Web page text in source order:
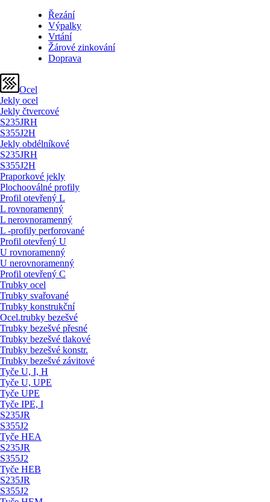
Řezání
Výpalky
Vrtání
Žárové zinkování
Doprava
Ocel
Jekly ocel
Jekly čtvercové
S235JRH
S355J2H
Jekly obdélníkové
S235JRH
S355J2H
Praporkové jekly
Plochooválné profily
Profil otevřený L
L rovnoramenný
L nerovnoramenný
L -profily perforované
Profil otevřený U
U rovnoramenný
U nerovnoramenný
Profil otevřený C
Trubky ocel
Trubky svařované
Trubky konstrukční
Ocel.trubky bezešvé
Trubky bezešvé přesné
Trubky bezešvé tlakové
Trubky bezešvé konstr.
Trubky bezešvé závitové
Tyče U, I, H
Tyče U, UPE
Tyče UPE
Tyče IPE, I
S235JR
S355J2
Tyče HEA
S235JR
S355J2
Tyče HEB
S235JR
S355J2